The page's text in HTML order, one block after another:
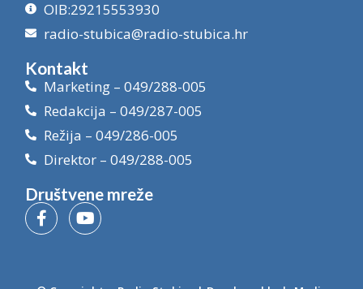
OIB:29215553930
radio-stubica@radio-stubica.hr
Kontakt
Marketing – 049/288-005
Redakcija – 049/287-005
Režija – 049/286-005
Direktor – 049/288-005
Društvene mreže